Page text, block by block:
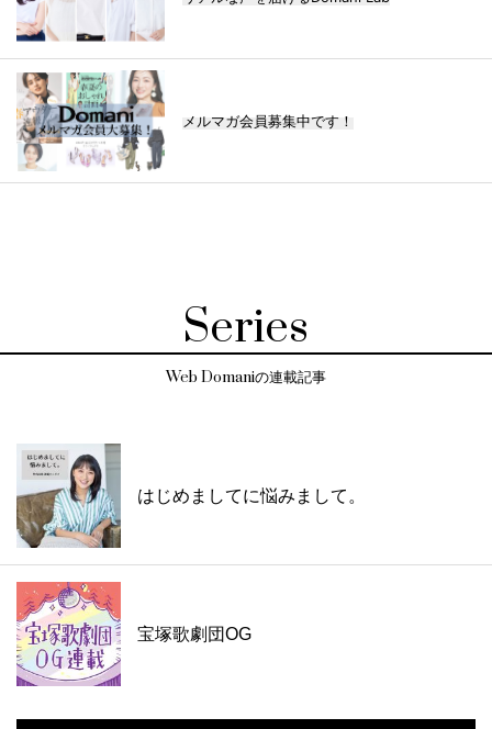
メルマガ会員募集中です！
Series
Web Domaniの連載記事
はじめましてに悩みまして。
宝塚歌劇団OG